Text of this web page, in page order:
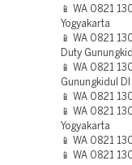
📱 WA 0821
Yogyakarta
📱 WA 0821
Duty
📱 WA 0821
Gunungkidul DI
📱 WA 0821
📱 WA 0821
Yogyakarta
📱 WA 0821
📱 WA 0821